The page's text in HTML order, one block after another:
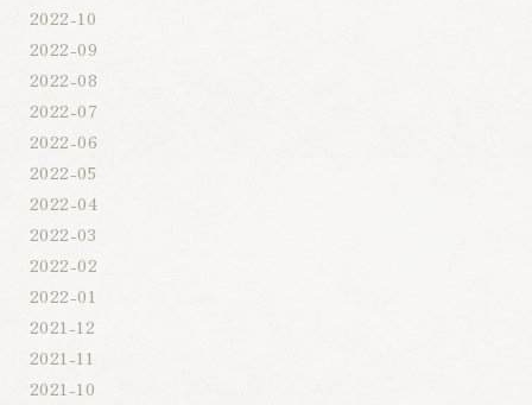
2022-10
2022-09
2022-08
2022-07
2022-06
2022-05
2022-04
2022-03
2022-02
2022-01
2021-12
2021-11
2021-10